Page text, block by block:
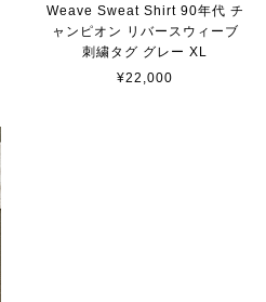
Weave Sweat Shirt 90年代 チ
ャンピオン リバースウィーブ
刺繍タグ グレー XL
¥22,000